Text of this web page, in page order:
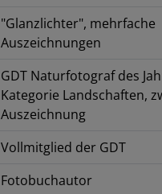
"Glanzlichter", mehrfache
Auszeichnungen
GDT Naturfotograf des
Kategorie Landschaften,
Auszeichnung
Vollmitglied der GDT
Fotobuchautor